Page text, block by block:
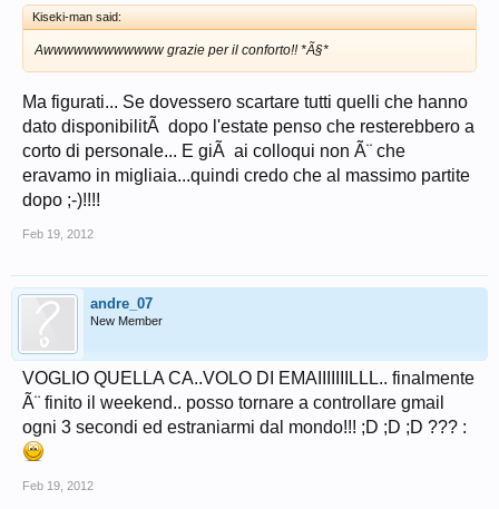
Kiseki-man said:
Awwwwwwwwwwww grazie per il conforto!! *Ã§*
Ma figurati... Se dovessero scartare tutti quelli che hanno
dato disponibilitÃ dopo l'estate penso che resterebbero a
corto di personale... E giÃ ai colloqui non Ã¨ che
eravamo in migliaia...quindi credo che al massimo partite
dopo ;-)!!!!
Feb 19, 2012
andre_07
New Member
VOGLIO QUELLA CA..VOLO DI EMAIIIIIIILLL.. finalmente
Ã¨ finito il weekend.. posso tornare a controllare gmail
ogni 3 secondi ed estraniarmi dal mondo!!! ;D ;D ;D ??? :
Feb 19, 2012